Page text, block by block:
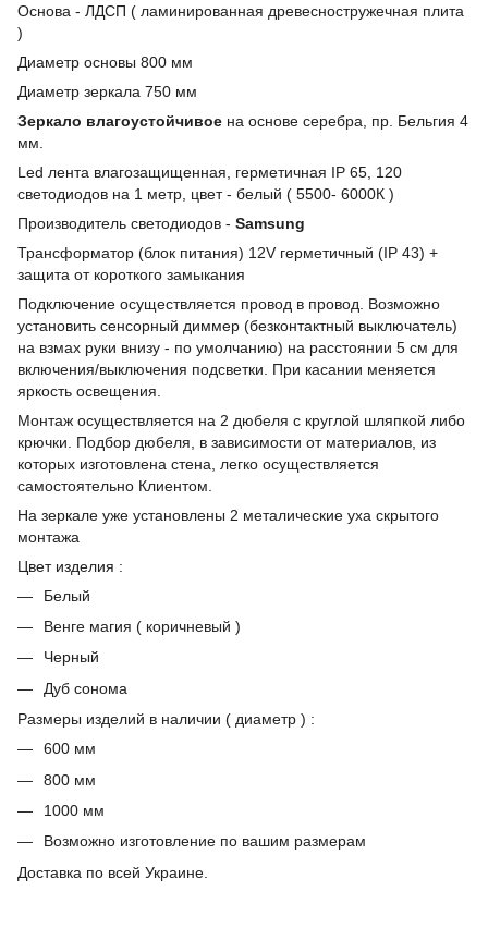
Основа - ЛДСП ( ламинированная древесностружечная плита
)
Диаметр основы 800 мм
Диаметр зеркала 750 мм
Зеркало влагоустойчивое на основе серебра, пр. Бельгия 4
мм.
Led лента влагозащищенная, герметичная IP 65, 120
светодиодов на 1 метр, цвет - белый ( 5500- 6000К )
Производитель светодиодов - Samsung
Трансформатор (блок питания) 12V герметичный (IP 43) +
защита от короткого замыкания
Подключение осуществляется провод в провод. Возможно
установить сенсорный диммер (безконтактный выключатель)
на взмах руки внизу - по умолчанию) на расстоянии 5 см для
включения/выключения подсветки. При касании меняется
яркость освещения.
Монтаж осуществляется на 2 дюбеля с круглой шляпкой либо
крючки. Подбор дюбеля, в зависимости от материалов, из
которых изготовлена стена, легко осуществляется
самостоятельно Клиентом.
На зеркале уже установлены 2 металические уха скрытого
монтажа
Цвет изделия :
Белый
Венге магия ( коричневый )
Черный
Дуб сонома
Размеры изделий в наличии ( диаметр ) :
600 мм
800 мм
1000 мм
Возможно изготовление по вашим размерам
Доставка по всей Украине.